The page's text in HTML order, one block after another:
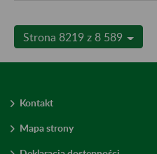
Strona 8219 z 8 589
Kontakt
Mapa strony